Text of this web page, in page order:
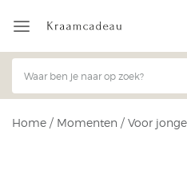
Home / Momenten / Voor